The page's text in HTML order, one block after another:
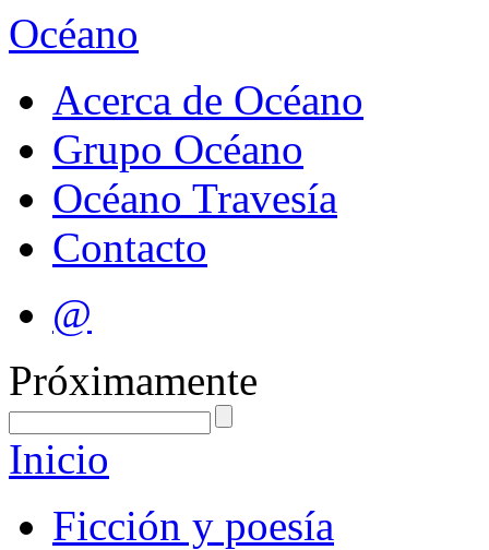
Océano
Acerca de Océano
Grupo Océano
Océano Travesía
Contacto
@
Próximamente
Inicio
Ficción y poesía